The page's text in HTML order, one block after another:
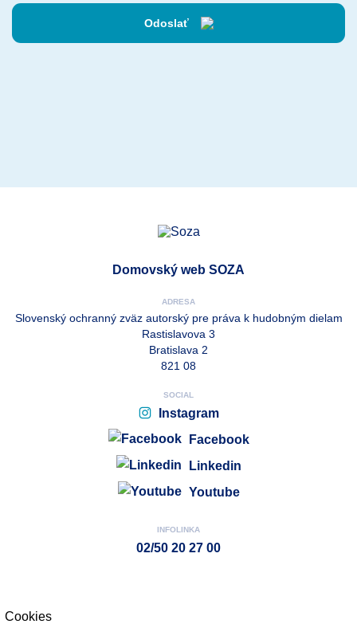
Odoslať
Domovský web SOZA
ADRESA
Slovenský ochranný zväz autorský pre práva k hudobným dielam
Rastislavova 3
Bratislava 2
821 08
SOCIAL
Instagram
Facebook
Linkedin
Youtube
INFOLINKA
02/50 20 27 00
Cookies